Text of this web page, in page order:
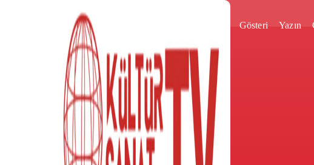
Gösteri Yazın